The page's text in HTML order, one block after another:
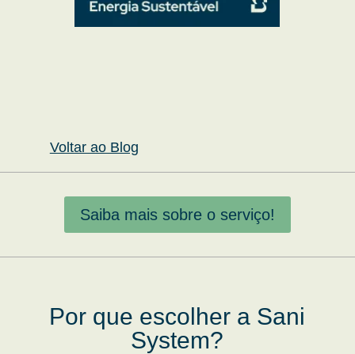
Voltar ao Blog
Saiba mais sobre o serviço!
Por que escolher a Sani
System?